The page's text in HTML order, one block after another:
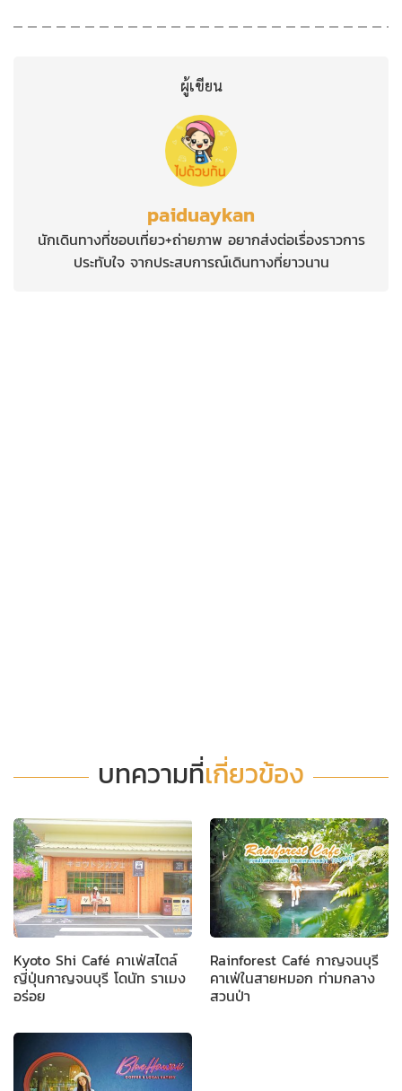
ผู้เขียน
paiduaykan
นักเดินทางที่ชอบเที่ยว+ถ่ายภาพ อยากส่งต่อเรื่องราวการ
ประทับใจ จากประสบการณ์เดินทางที่ยาวนาน
บทความที่เกี่ยวข้อง
Kyoto Shi Café คาเฟ่สไตล์
ญี่ปุ่นกาญจนบุรี โดนัท ราเมง
อร่อย
Rainforest Café กาญจนบุรี
คาเฟ่ในสายหมอก ท่ามกลาง
สวนป่า